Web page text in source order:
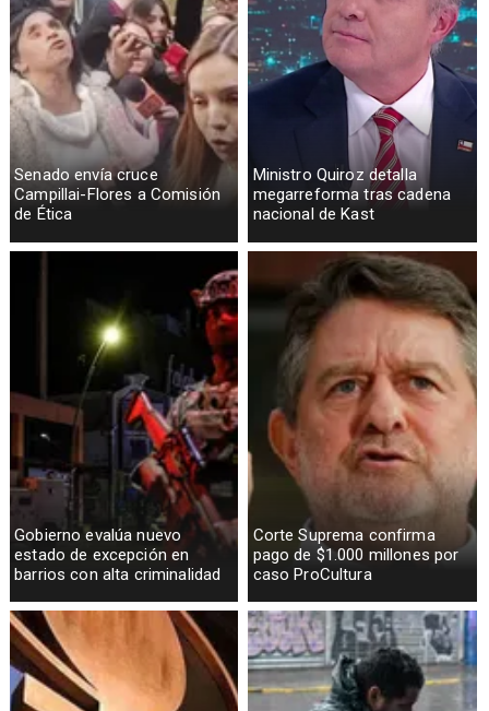
Senado envía cruce
Campillai-Flores a Comisión
de Ética
Ministro Quiroz detalla
megarreforma tras cadena
nacional de Kast
Gobierno evalúa nuevo
estado de excepción en
barrios con alta criminalidad
Corte Suprema confirma
pago de $1.000 millones por
caso ProCultura